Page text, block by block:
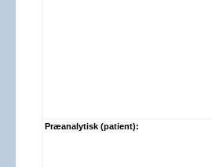
Præanalytisk (patient):